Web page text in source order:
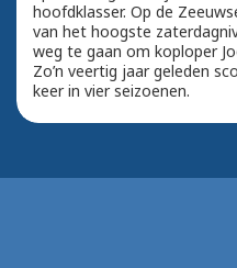
hoofdklasser. Op de
van het hoogste
weg te gaan om koploper
Zo’n veertig jaar geleden
keer in vier seizoenen.